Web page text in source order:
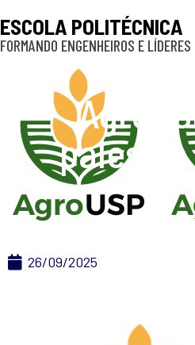
ESCOLA POLITÉCNICA
FORMANDO ENGENHEIROS E LÍDERES
palestra
26/09/2025